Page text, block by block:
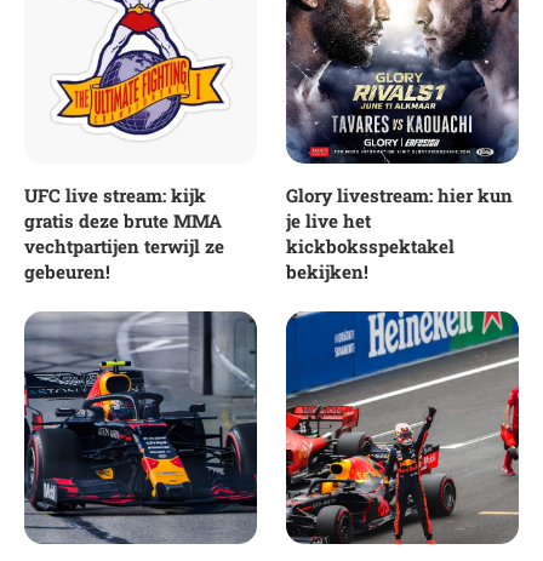
UFC live stream: kijk
gratis deze brute MMA
vechtpartijen terwijl ze
gebeuren!
Glory livestream: hier kun
je live het
kickboksspektakel
bekijken!